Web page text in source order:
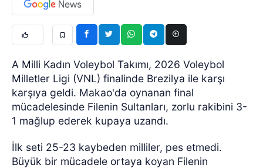
A Milli Kadın Voleybol Takımı, 2026 Voleybol
Milletler Ligi (VNL) finalinde Brezilya ile karşı
karşıya geldi. Makao'da oynanan final
mücadelesinde Filenin Sultanları, zorlu rakibini 3-
1 mağlup ederek kupaya uzandı.
İlk seti 25-23 kaybeden milliler, pes etmedi.
Büyük bir mücadele ortaya koyan Filenin